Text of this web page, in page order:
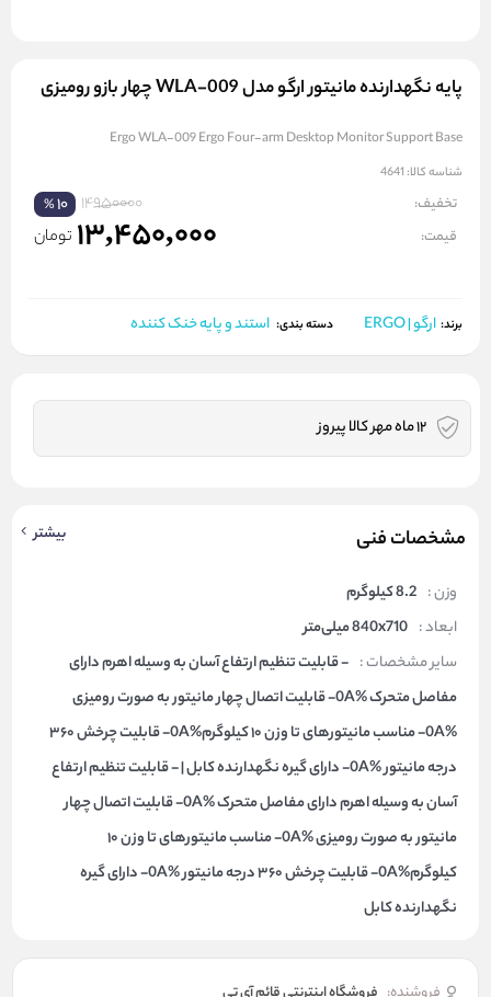
پایه نگهدارنده مانیتور ارگو مدل WLA-009 چهار بازو رومیزی
Ergo WLA-009 Ergo Four-arm Desktop Monitor Support Base
شناسه کالا: 4641
تخفیف: 14950000
10
%
قیمت: 13,450,000 تومان
برند: ارگو | ERGO دسته بندی: استند و پایه خنک کننده
مشخصات فنی بیشتر
وزن : 8.2 کیلوگرم
ابعاد : 840x710 میلی‌متر
سایر مشخصات : - قابلیت تنظیم ارتفاع آسان به وسیله اهرم دارای
مفاصل متحرک %0A- قابلیت اتصال چهار مانیتور به صورت رومیزی
%0A- مناسب مانیتورهای تا وزن ۱۰ کیلوگرم%0A- قابلیت چرخش ۳۶۰
درجه مانیتور %0A- دارای گیره نگهدارنده کابل | - قابلیت تنظیم ارتفاع
آسان به وسیله اهرم دارای مفاصل متحرک %0A- قابلیت اتصال چهار
مانیتور به صورت رومیزی %0A- مناسب مانیتورهای تا وزن ۱۰
کیلوگرم%0A- قابلیت چرخش ۳۶۰ درجه مانیتور %0A- دارای گیره
نگهدارنده کابل